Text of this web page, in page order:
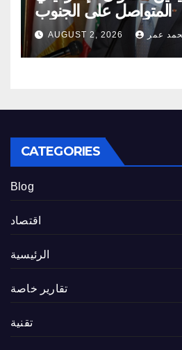
المتواصل على الجنوب
AUGUST 2, 2026 عمر
CATEGORIES
Blog
اقتصاد
الرئيسية
تقارير خاصة
تقنية